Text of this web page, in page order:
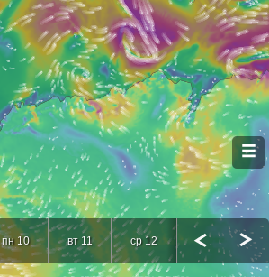
пн 10 вт 11 ср 12